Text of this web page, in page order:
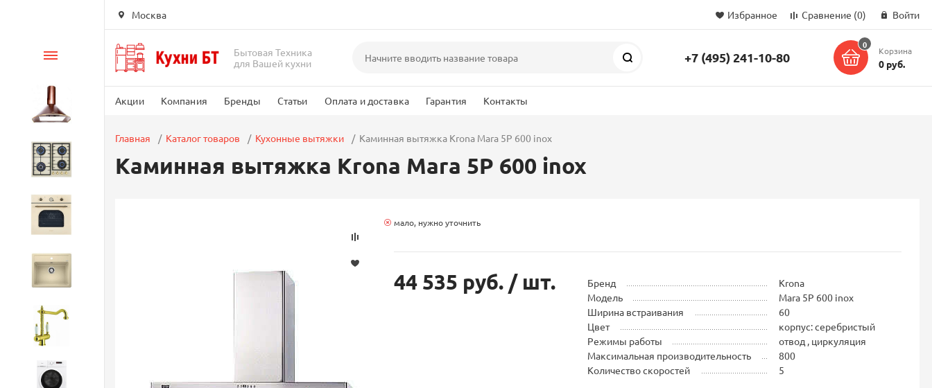
Москва Избранное Сравнение (0) Войти
Бытовая Техника
для Вашей кухни
Поиск +7 (495) 241-10-80
0
Корзина
0 руб.
Акции Компания Бренды Статьи Оплата и доставка Гарантия Контакты
Каталог
Вытяжки
Варочные панели
Стиральные машины
Главная Каталог товаров Кухонные вытяжки Каминная вытяжка Krona Mara 5P 600 inox
Каминная вытяжка Krona Mara 5P 600 inox
мало, нужно уточнить
44 535 руб. / шт. Бренд
Krona
Модель
Mara 5P 600 inox
Ширина встраивания
60
Цвет
корпус: серебристый
Режимы работы
отвод , циркуляция
Максимальная производительность
800
Количество скоростей
5